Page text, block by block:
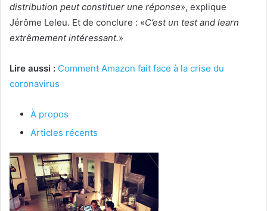
distribution peut constituer une réponse», explique
Jérôme Leleu. Et de conclure : «C’est un test and learn
extrêmement intéressant.»
Lire aussi : Comment Amazon fait face à la crise du
coronavirus
À propos
Articles récents